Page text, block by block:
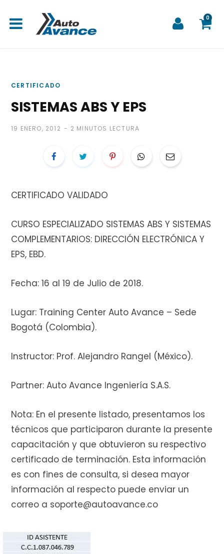
0
e
CERTIFICADO
SISTEMAS ABS Y EPS
19 ENERO, 2012 2 MINUTOS LECTURA
CERTIFICADO VALIDADO
CURSO ESPECIALIZADO SISTEMAS ABS Y SISTEMAS
COMPLEMENTARIOS: DIRECCIÓN ELECTRÓNICA Y
EPS, EBD.
Fecha: 16 al 19 de Julio de 2018.
Lugar: Training Center Auto Avance – Sede
Bogotá (Colombia).
Instructor: Prof. Alejandro Rangel (México).
Partner: Auto Avance Ingeniería S.A.S.
Nota: En el presente listado, presentamos los
técnicos que participaron durante la presente
capacitación y que obtuvieron su respectivo
certificado de terminación. Esta información
es con fines de consulta, si desea mayor
información al respecto puede enviar un
correo a soporte@autoavance.co